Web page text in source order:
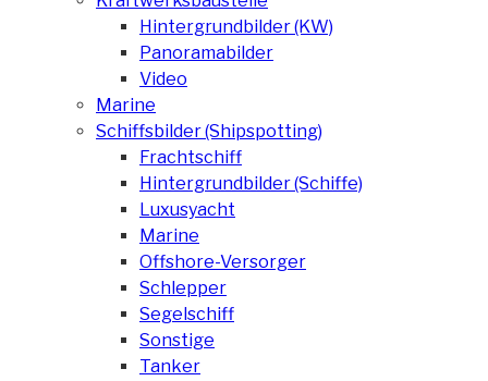
Hintergrundbilder (KW)
Panoramabilder
Video
Marine
Schiffsbilder (Shipspotting)
Frachtschiff
Hintergrundbilder (Schiffe)
Luxusyacht
Marine
Offshore-Versorger
Schlepper
Segelschiff
Sonstige
Tanker